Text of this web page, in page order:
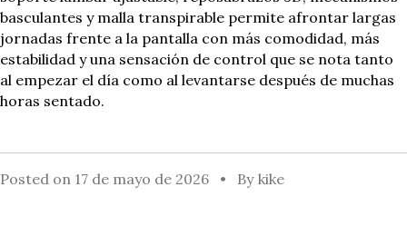
basculantes y malla transpirable permite afrontar largas
jornadas frente a la pantalla con más comodidad, más
estabilidad y una sensación de control que se nota tanto
al empezar el día como al levantarse después de muchas
horas sentado.
Posted on 17 de mayo de 2026 By kike